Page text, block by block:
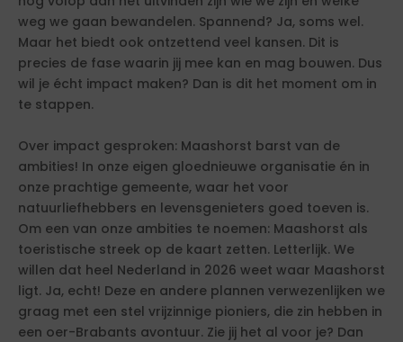
weg we gaan bewandelen. Spannend? Ja, soms wel.
Maar het biedt ook ontzettend veel kansen. Dit is
precies de fase waarin jij mee kan en mag bouwen. Dus
wil je écht impact maken? Dan is dit het moment om in
te stappen.
Over impact gesproken: Maashorst barst van de
ambities! In onze eigen gloednieuwe organisatie én in
onze prachtige gemeente, waar het voor
natuurliefhebbers en levensgenieters goed toeven is.
Om een van onze ambities te noemen: Maashorst als
toeristische streek op de kaart zetten. Letterlijk. We
willen dat heel Nederland in 2026 weet waar Maashorst
ligt. Ja, echt! Deze en andere plannen verwezenlijken we
graag met een stel vrijzinnige pioniers, die zin hebben in
een oer-Brabants avontuur. Zie jij het al voor je? Dan